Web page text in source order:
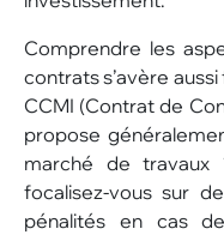
Comprendre les
contrats s’avère
CCMI (Contrat de
propose
marché de travaux
focalisez-vous sur
pénalités en cas